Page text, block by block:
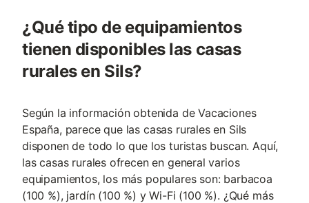
¿Qué tipo de equipamientos
tienen disponibles las casas
rurales en Sils?
Según la información obtenida de Vacaciones
España, parece que las casas rurales en Sils
disponen de todo lo que los turistas buscan. Aquí,
las casas rurales ofrecen en general varios
equipamientos, los más populares son: barbacoa
(100 %), jardín (100 %) y Wi-Fi (100 %). ¿Qué más